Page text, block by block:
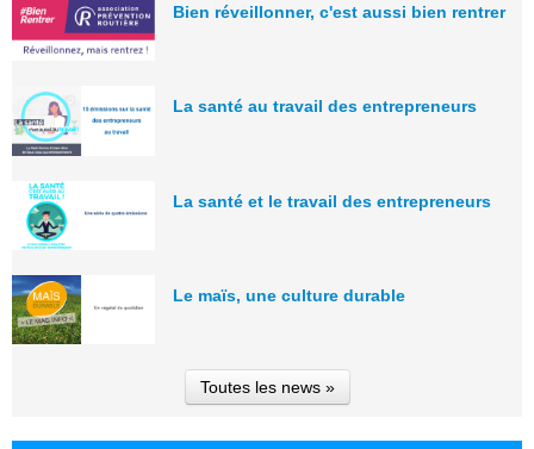
Bien réveillonner, c'est aussi bien rentrer
La santé au travail des entrepreneurs
La santé et le travail des entrepreneurs
Le maïs, une culture durable
Toutes les news »